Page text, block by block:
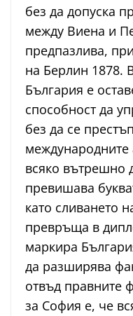
без да допуска
между Виена и
предпазлива,
на Берлин 1878.
България е
способност да
без да се
международните
всяко вътрешно
превишава
като сливането
превръща в
маркира
да разширява
отвъд правните
за София е, че